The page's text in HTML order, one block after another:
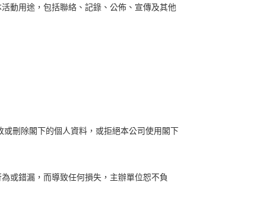
動用途，包括聯絡、記錄、公佈、宣傳及其他
刪除閣下的個人資料，或拒絕本公司使用閣下
或錯漏，而導致任何損失，主辦單位恕不負